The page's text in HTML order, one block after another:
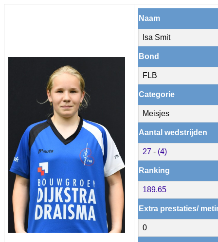
Naam
Isa Smit
Bond
FLB
Categorie
Meisjes
Aantal wedstrijden
27 - (4)
Ranking
189.65
Extra prestaties/
0